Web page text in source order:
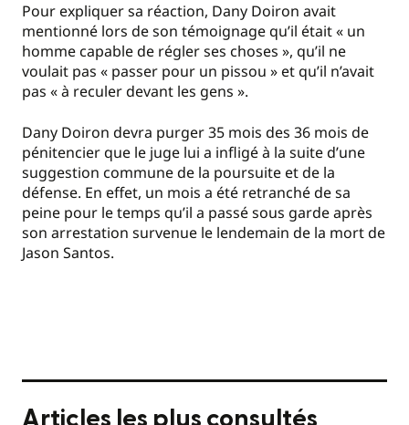
Pour expliquer sa réaction, Dany Doiron avait
mentionné lors de son témoignage qu’il était « un
homme capable de régler ses choses », qu’il ne
voulait pas « passer pour un pissou » et qu’il n’avait
pas « à reculer devant les gens ».
Dany Doiron devra purger 35 mois des 36 mois de
pénitencier que le juge lui a infligé à la suite d’une
suggestion commune de la poursuite et de la
défense. En effet, un mois a été retranché de sa
peine pour le temps qu’il a passé sous garde après
son arrestation survenue le lendemain de la mort de
Jason Santos.
Articles les plus consultés